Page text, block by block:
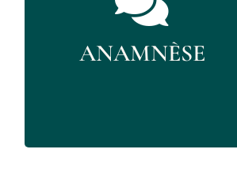
ANAMNÈSE
recueillir des informations sur
les antécédents médicaux du